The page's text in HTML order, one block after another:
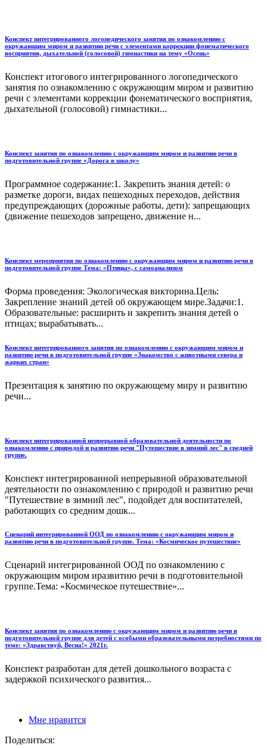
Конспект интегрированного логопедического занятия по ознакомлению с
окружающим миром и развитию речи с элементами коррекции фонематического
восприятия, дыхательной (голосовой) гимнастики на тему «Осень»
Конспект итогового интегрированного логопедического
занятия по ознакомлению с окружающим миром и развитию
речи с элементами коррекции фонематического восприятия,
дыхательной (голосовой) гимнастики...
Конспект занятия по ознакомлению с окружающим миром и развитию речи в
подготовительной группе «Дорога в школу»
Программное содержание:1. Закрепить знания детей: о
разметке дороги, видах пешеходных переходов, действия
предупреждающих (дорожные работы, дети): запрещающих
(движение пешеходов запрещено, движение н...
Конспект мероприятия по ознакомлению с окружающим миром и развитию речи в
подготовительной группе Тема: «Птицы», с самоанализом
Форма проведения: Экологическая викторина.Цель:
Закрепление знаний детей об окружающем мире.Задачи:1.
Образовательные: расширить и закрепить знания детей о
птицах; вырабатывать...
Конспект интегрированного занятия по ознакомлению с окружающим миром и
развитию речи в подготовительной группе «Знакомство с животными севера и
жарких стран»
Презентация к занятию по окружающему миру и развитию
речи...
Конспект интегрированной непрерывной образовательной деятельности по
ознакомлению с природой и развитию речи "Путешествие в зимний лес" в средней
группе.
Конспект интегрированной непрерывной образовательной
деятельности по ознакомлению с природой и развитию речи
"Путешествие в зимний лес", подойдет для воспитателей,
работающих со средним дошк...
Сценарий интегрированной ООД по ознакомлению с окружающим миром и
развитию речи в подготовительной группе. Тема: «Космическое путешествие»
Сценарий интегрированной ООД по ознакомлению с
окружающим миром иразвитию речи в подготовительной
группе.Тема: «Космическое путешествие»...
Конспект занятия по ознакомлению с окружающим миром и развитию речи в
подготовительной группе для детей с особыми образовательными потребностями по
теме: «Здравствуй, Весна!» 2021г.
Конспект разработан для детей дошкольного возраста с
задержкой психического развития...
Мне нравится
Поделиться: